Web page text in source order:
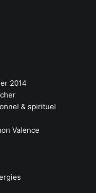
2014
& spirituel
Valence